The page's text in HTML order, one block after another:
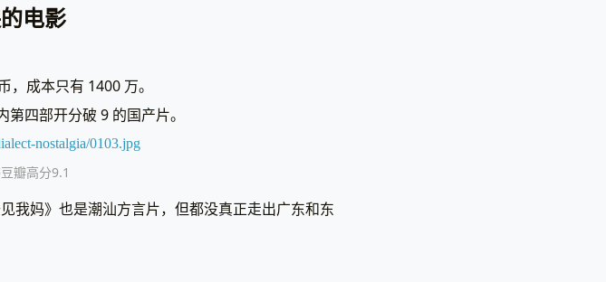
电影
成本只有 1400 万。
四部开分破 9 的国产片。
瓣高分9.1
我妈》也是潮汕方言片，但都没真正走出广东和东